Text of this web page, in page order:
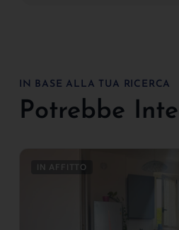
IN BASE ALLA TUA RICERCA
Potrebbe
IN AFFITTO